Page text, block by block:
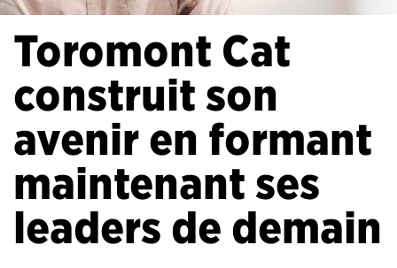
Toromont Cat
construit son
avenir en formant
maintenant ses
leaders de demain